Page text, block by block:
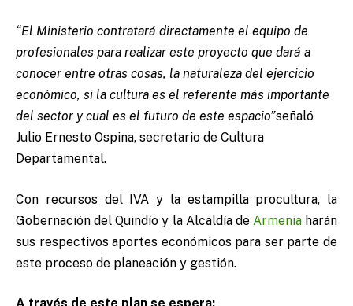
“El Ministerio contratará directamente el equipo de
profesionales para realizar este proyecto que dará a
conocer entre otras cosas, la naturaleza del ejercicio
económico, si la cultura es el referente más importante
del sector y cual es el futuro de este espacio”señaló
Julio Ernesto Ospina, secretario de Cultura
Departamental.
Con recursos del IVA y la estampilla procultura, la
Gobernación del Quindío y la Alcaldía de Armeniaharán
sus respectivos aportes económicos para ser parte de
este proceso de planeación y gestión.